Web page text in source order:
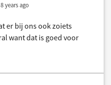
8 years ago
er bij ons ook zoiets
want dat is goed voor